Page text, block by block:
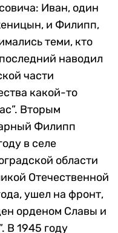
Иван, один
и Филипп,
теми, кто
наводил
части
какой-то
Вторым
Филипп
в селе
области
Отечественной
ушел на фронт,
орденом Славы и
В 1945 году